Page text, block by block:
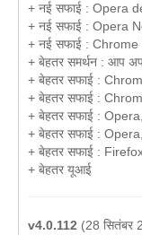
+ नई सफाई : Opera
+ नई सफाई : Opera
+ नई सफाई : Chrome
+ बेहतर समर्थन : आप
+ बेहतर सफाई :
+ बेहतर सफाई :
+ बेहतर सफाई :
+ बेहतर सफाई :
+ बेहतर सफाई :
+ बेहतर यूआई
v4.0.112 (28 सितंबर